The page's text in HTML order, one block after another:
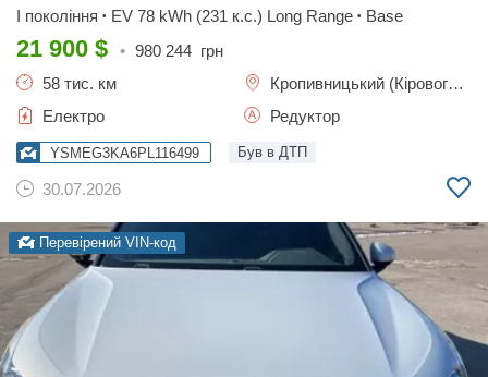
I покоління • EV 78 kWh (231 к.с.) Long Range • Base
21 900 $ • 980 244 грн
58 тис. км
Кропивницький (Кіровоград)
Електро
Редуктор
YSMEG3KA6PL116499 Був в ДТП
30.07.2026
Перевірений VIN-код